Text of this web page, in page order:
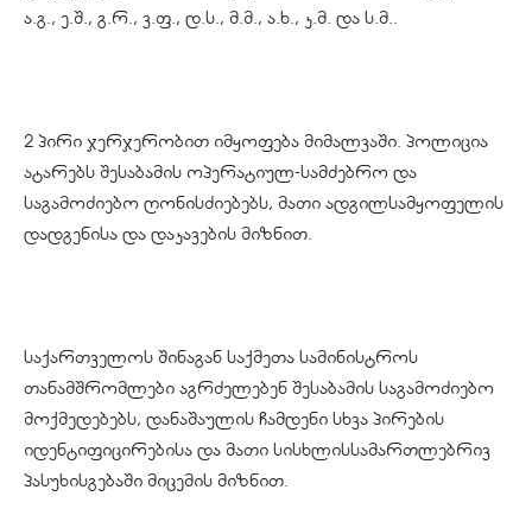
ა.გ., ე.შ., გ.რ., ვ.ფ., დ.ს., მ.მ., ა.ხ., კ.მ. და ს.მ..
2 პირი ჯერჯერობით იმყოფება მიმალვაში. პოლიცია
ატარებს შესაბამის ოპერატიულ-სამძებრო და
საგამოძიებო ღონისძიებებს, მათი ადგილსამყოფელის
დადგენისა და დაკავების მიზნით.
საქართველოს შინაგან საქმეთა სამინისტროს
თანამშრომლები აგრძელებენ შესაბამის საგამოძიებო
მოქმედებებს, დანაშაულის ჩამდენი სხვა პირების
იდენტიფიცირებისა და მათი სისხლისსამართლებრივ
პასუხისგებაში მიცემის მიზნით.